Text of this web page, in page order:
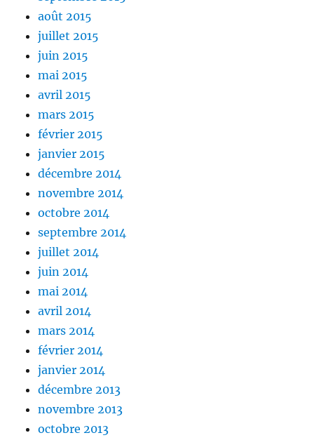
août 2015
juillet 2015
juin 2015
mai 2015
avril 2015
mars 2015
février 2015
janvier 2015
décembre 2014
novembre 2014
octobre 2014
septembre 2014
juillet 2014
juin 2014
mai 2014
avril 2014
mars 2014
février 2014
janvier 2014
décembre 2013
novembre 2013
octobre 2013